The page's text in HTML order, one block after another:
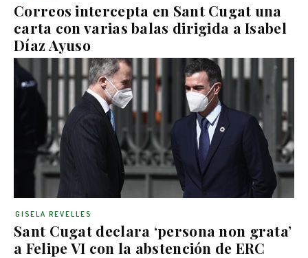
Correos intercepta en Sant Cugat una
carta con varias balas dirigida a Isabel
Díaz Ayuso
Sant Cugat declara ‘persona non grata’
a Felipe VI con la abstención de ERC
GISELA REVELLES